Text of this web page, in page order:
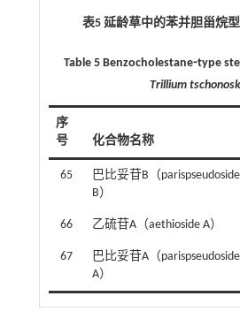
表5 延龄草中的苯并胆甾烷
Table 5 Benzocholestane⁃type
Trillium
序
号
化合物名称
65
巴比妥苷B（parispseudoside
B）
66 乙硫苷A（aethioside A）
67
巴比妥苷A（parispseudoside
A）